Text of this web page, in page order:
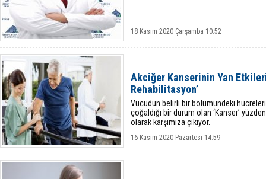
18 Kasım 2020 Çarşamba 10:52
Akciğer Kanserinin Yan
Rehabilitasyon’
Vücudun belirli bir bölümündeki
çoğaldığı bir durum olan ‘Kanser’
olarak karşımıza çıkıyor.
16 Kasım 2020 Pazartesi 14:59